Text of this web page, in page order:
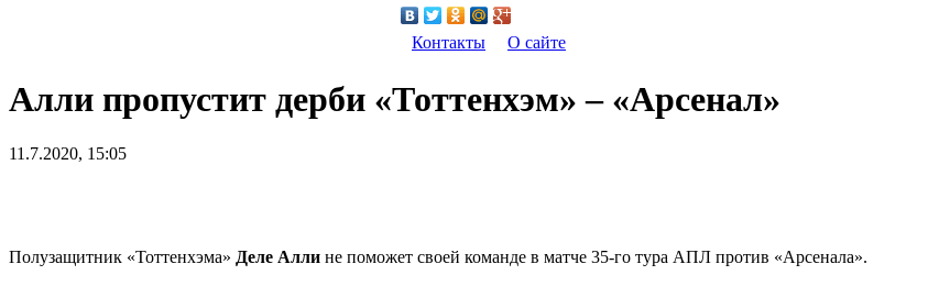
Контакты О сайте
Алли пропустит дерби «Тоттенхэм» – «Арсенал»
11.7.2020, 15:05
Полузащитник «Тоттенхэма» Деле Алли не поможет своей команде в матче 35-го тура АПЛ против «Арсенала».